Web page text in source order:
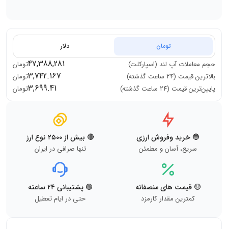
تومان دلار
حجم معاملات آپ لند (اسپارکلت) 47,388,281تومان
بالاترین قیمت (۲۴ ساعت گذشته)
3,742.167تومان
پایین‌ترین قیمت (۲۴ ساعت گذشته)
3,699.41تومان
🔵 خرید وفروش ارزی
سریع، آسان و مطمئن
🔴 بیش از ۲۵۰۰ نوع ارز
تنها صرافی در ایران
🟡 قیمت های منصفانه
کمترین مقدار کارمزد
🟢 پشتیبانی ۲۴ ساعته
حتی در ایام تعطیل